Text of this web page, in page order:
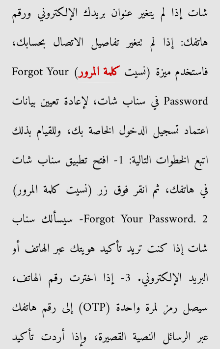
شات إذا لم يتغير عنوان بريدك الإلكتروني ورقم
هاتفك: إذا لم تتغير تفاصيل الاتصال بحسابك،
فاستخدم ميزة (نسيت كلمة المرور ) Forgot Your
Password في سناب شات، لإعادة تعيين بيانات
اعتماد تسجيل الدخول الخاصة بك، وللقيام بذلك
اتبع الخطوات التالية: 1- افتح تطبيق سناب شات
في هاتفك، ثم انقر فوق زر (نسيت كلمة المرور)
Forgot Your Password. 2- سيسألك سناب
شات إذا كنت تريد تأكيد هويتك عبر الهاتف أو
البريد الإلكتروني. 3- إذا اخترت رقم الهاتف،
سيصل رمز لمرة واحدة (OTP) إلى رقم هاتفك
عبر الرسائل النصية القصيرة، وإذا أردت تأكيد